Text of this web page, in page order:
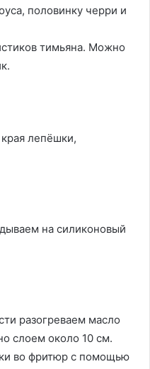
половинку черри и
тимьяна. Можно
лепёшки,
на силиконовый
разогреваем масло
слоем около 10 см.
во фритюр с помощью